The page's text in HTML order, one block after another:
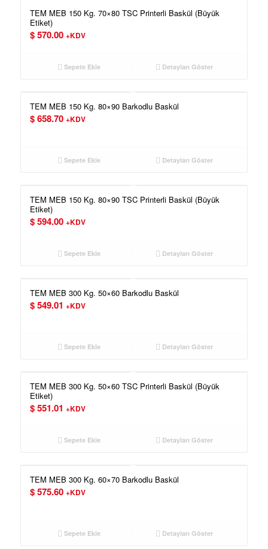
TEM MEB 150 Kg. 70×80 TSC Printerli Baskül (Büyük
Etiket)
$570.00 +KDV
Sepete Ekle Detayları Göster
TEM MEB 150 Kg. 80×90 Barkodlu Baskül
$658.70 +KDV
Sepete Ekle Detayları Göster
TEM MEB 150 Kg. 80×90 TSC Printerli Baskül (Büyük
Etiket)
$594.00 +KDV
Sepete Ekle Detayları Göster
TEM MEB 300 Kg. 50×60 Barkodlu Baskül
$549.01 +KDV
Sepete Ekle Detayları Göster
TEM MEB 300 Kg. 50×60 TSC Printerli Baskül (Büyük
Etiket)
$551.01 +KDV
Sepete Ekle Detayları Göster
TEM MEB 300 Kg. 60×70 Barkodlu Baskül
$575.60 +KDV
Sepete Ekle Detayları Göster